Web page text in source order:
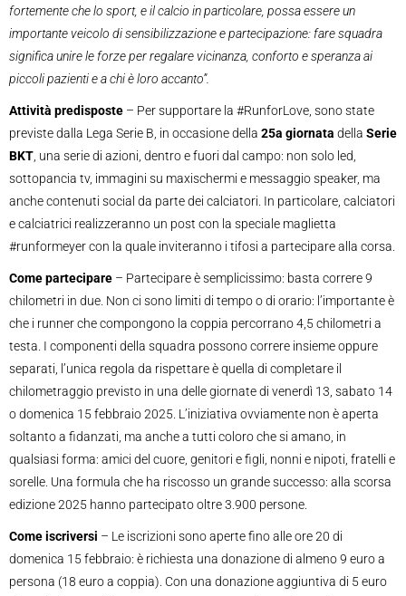
fortemente che lo sport, e il calcio in particolare, possa essere un
importante veicolo di sensibilizzazione e partecipazione: fare squadra
significa unire le forze per regalare vicinanza, conforto e speranza ai
piccoli pazienti e a chi è loro accanto”.
Attività predisposte – Per supportare la #RunforLove, sono state
previste dalla Lega Serie B, in occasione della 25a giornata della Serie
BKT , una serie di azioni, dentro e fuori dal campo: non solo led,
sottopancia tv, immagini su maxischermi e messaggio speaker, ma
anche contenuti social da parte dei calciatori. In particolare, calciatori
e calciatrici realizzeranno un post con la speciale maglietta
#runformeyer con la quale inviteranno i tifosi a partecipare alla corsa.
Come partecipare – Partecipare è semplicissimo: basta correre 9
chilometri in due. Non ci sono limiti di tempo o di orario: l’importante è
che i runner che compongono la coppia percorrano 4,5 chilometri a
testa. I componenti della squadra possono correre insieme oppure
separati, l’unica regola da rispettare è quella di completare il
chilometraggio previsto in una delle giornate di venerdì 13, sabato 14
o domenica 15 febbraio 2025. L’iniziativa ovviamente non è aperta
soltanto a fidanzati, ma anche a tutti coloro che si amano, in
qualsiasi forma: amici del cuore, genitori e figli, nonni e nipoti, fratelli e
sorelle. Una formula che ha riscosso un grande successo: alla scorsa
edizione 2025 hanno partecipato oltre 3.900 persone.
Come iscriversi – Le iscrizioni sono aperte fino alle ore 20 di
domenica 15 febbraio: è richiesta una donazione di almeno 9 euro a
persona (18 euro a coppia). Con una donazione aggiuntiva di 5 euro